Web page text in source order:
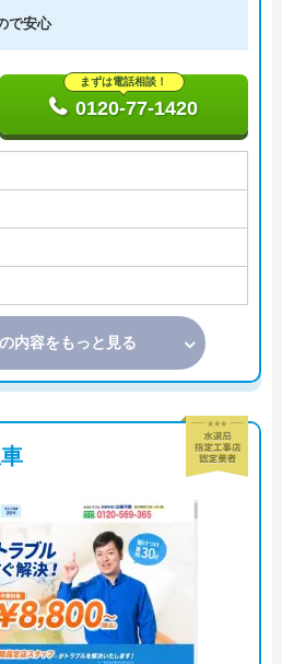
で安心
まずは電話相談！
0120-77-1420
内容をもっと見る